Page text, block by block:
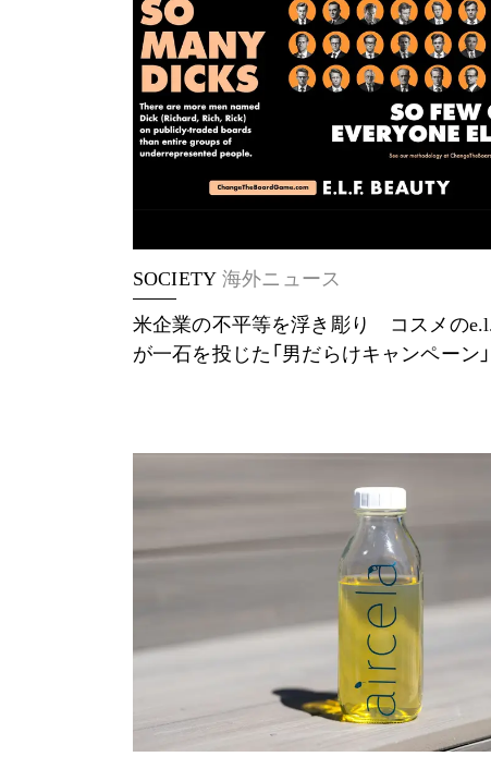
SOCIETY 海外ニュース
米企業の不平等を浮き彫り コスメの
が一石を投じた「男だらけキャンペーン」